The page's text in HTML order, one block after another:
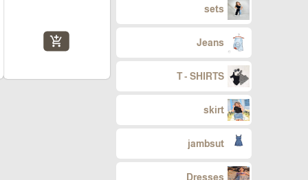
sets
Jeans
T - SHIRTS
skirt
jambsut
Dresses
add_shopping_cart